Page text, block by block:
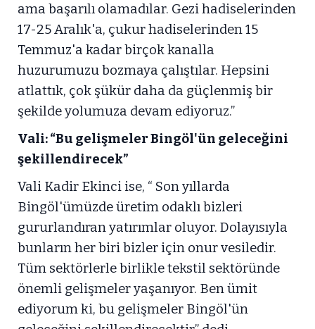
ama başarılı olamadılar. Gezi hadiselerinden
17-25 Aralık'a, çukur hadiselerinden 15
Temmuz'a kadar birçok kanalla
huzurumuzu bozmaya çalıştılar. Hepsini
atlattık, çok şükür daha da güçlenmiş bir
şekilde yolumuza devam ediyoruz.”
Vali: “Bu gelişmeler Bingöl'ün geleceğini
şekillendirecek”
Vali Kadir Ekinci ise, “ Son yıllarda
Bingöl'ümüzde üretim odaklı bizleri
gururlandıran yatırımlar oluyor. Dolayısıyla
bunların her biri bizler için onur vesiledir.
Tüm sektörlerle birlikle tekstil sektöründe
önemli gelişmeler yaşanıyor. Ben ümit
ediyorum ki, bu gelişmeler Bingöl'ün